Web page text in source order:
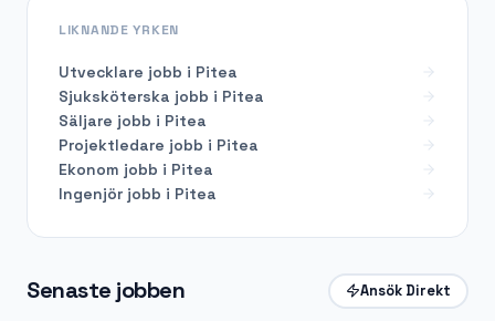
Senaste jobben Ansök Direkt
LIKNANDE YRKEN
Utvecklare jobb i Pitea
Sjuksköterska jobb i Pitea
Säljare jobb i Pitea
Projektledare jobb i Pitea
Ekonom jobb i Pitea
Ingenjör jobb i Pitea